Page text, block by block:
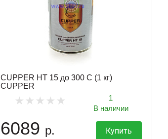
CUPPER HT 15 до 300 С (1 кг)
CUPPER
1
В наличии
6089 р. Купить